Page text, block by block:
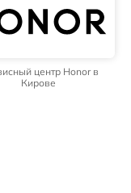
центр Honor в
Кирове